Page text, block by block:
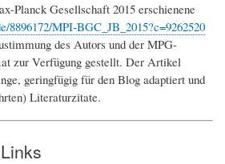
Planck Gesellschaft 2015 erschienene
8896172/MPI-BGC_JB_2015?c=9262520
des Autors und der MPG-
zur Verfügung gestellt. Der Artikel
geringfügig für den Blog adaptiert und
Literaturzitate.